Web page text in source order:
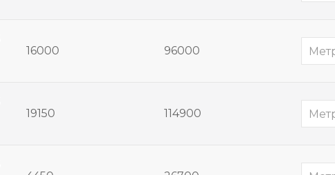
16000 96000
19150 114900